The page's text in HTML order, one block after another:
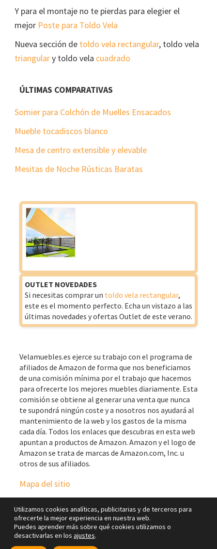
Y para el montaje no te pierdas para elegier el
mejor Poste para Toldo Vela
Nueva sección de toldo vela rectangular, toldo vela
triangulary toldo vela cuadrado
ÚLTIMAS COMPARATIVAS
Somier para Colchón de Muelles Ensacados
Mueble tocadiscos blanco
Mesa de centro extensible y elevable
Mesitas de Noche Rústicas Baratas
OUTLET NOVEDADES
Si necesitas comprar un toldo vela rectangular,
este es el momento perfecto. Echa un vistazo a las
últimas novedades y ofertas Outlet de este verano.
Velamuebles.es ejerce su trabajo con el programa de
afiliados de Amazon de forma que nos beneficiamos
de una comisión mínima por el trabajo que hacemos
para ofrecerte los mejores muebles diariamente. Esta
comisión se obtiene al generar una venta que nunca
te supondrá ningún coste y a nosotros nos ayudará al
mantenimiento de la web y los gastos de la misma
cada día. Todos los enlaces que descubras en esta web
apuntan a productos de Amazon. Amazon y el logo de
Amazon se trata de marcas de Amazon.com, Inc. u
otros de sus afiliados.
Mapa del sitio
Copyright © 2026 · Vela Muebles Blog ·
Utilizamos cookies analíticas, publicitarias y de terceros para
ofrecerte la mejor experiencia en nuestra web.
Puedes aprender más sobre qué cookies utilizamos o
desactivarlas en los ajustes.